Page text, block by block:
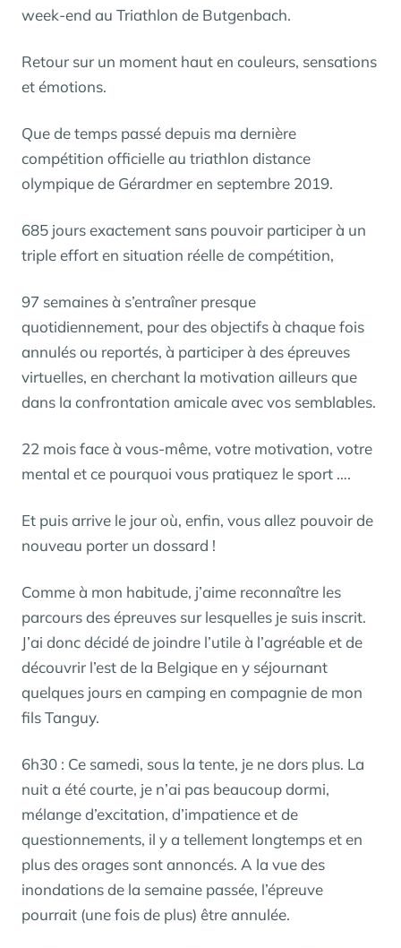
week-end au Triathlon de Butgenbach.
Retour sur un moment haut en couleurs, sensations
et émotions.
Que de temps passé depuis ma dernière
compétition officielle au triathlon distance
olympique de Gérardmer en septembre 2019.
685 jours exactement sans pouvoir participer à un
triple effort en situation réelle de compétition,
97 semaines à s’entraîner presque
quotidiennement, pour des objectifs à chaque fois
annulés ou reportés, à participer à des épreuves
virtuelles, en cherchant la motivation ailleurs que
dans la confrontation amicale avec vos semblables.
22 mois face à vous-même, votre motivation, votre
mental et ce pourquoi vous pratiquez le sport ….
Et puis arrive le jour où, enfin, vous allez pouvoir de
nouveau porter un dossard !
Comme à mon habitude, j’aime reconnaître les
parcours des épreuves sur lesquelles je suis inscrit.
J’ai donc décidé de joindre l’utile à l’agréable et de
découvrir l’est de la Belgique en y séjournant
quelques jours en camping en compagnie de mon
fils Tanguy.
6h30 : Ce samedi, sous la tente, je ne dors plus. La
nuit a été courte, je n’ai pas beaucoup dormi,
mélange d’excitation, d’impatience et de
questionnements, il y a tellement longtemps et en
plus des orages sont annoncés. A la vue des
inondations de la semaine passée, l’épreuve
pourrait (une fois de plus) être annulée.